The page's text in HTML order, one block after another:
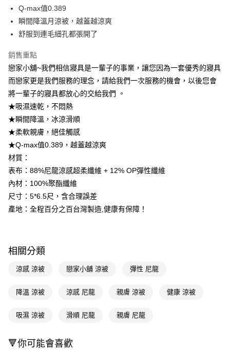
Apple Pay
街口支付
Google Pay
AFTEE先享後付
相關說明
【關於「AFTEE先享後付」】
AFTEE先享後付是「在收到商品之後才付款」的支付方式。 讓您購物簡單
便利好安心！
１．簡單：不需註冊會員、不需綁卡、不需儲值。
２．便利：只要手機號碼，簡訊認證，即可結帳。
【「AFTEE先享後付」結帳流程】
１．於結帳方式選擇「AFTEE先享後付」後，將跳轉至「AFTEE先享後付」
結帳頁面，進行簡訊認證並確認金額後，即可完成結帳。
２．訂單成立數日內，您將收到繳費通知簡訊。
３．收到繳費通知簡訊後14天內，點擊此簡訊中的連結，可透過四大超商／
後付繳納相關費用。
※ 交易是否成功請以「AFTEE先享後付 」之結帳頁面顯示為準，若有關於
客戶支援中心」
https://netprotections.freshdesk.com/support/home
【注意事項】
權轉讓予恩沛科技股份有限公司。
https://aftee.tw/terms/#terms3
３．未成年的使用者請事先徵得法定代理人或監護人之同意方可使用
運送方式
宅配(廠商直送🚚)
每筆NT$100，滿NT$590(含以上)免運費
宅配(離島廠商直送🚚)
每筆NT$300
Q-max值0.389
瞬間降溫月涼被，越蓋越涼爽
舒服到連毛細孔都張開了
銷售重點
戀家小舖~我們相信寢具是一輩子的事業，讓您因為一套優秀的寢具
而戀家更是我們服務的理念，請給我們一次服務的機會，以後您會
將一輩子的寢具都放心的交給我們 。
★吸濕速乾，不悶熱
★瞬間降溫，冰涼滑順
★柔軟親膚，絕佳觸感
★Q-max值0.389，越蓋越涼爽
材質：
表布：88%尼龍涼感超柔纖維 + 12% OP彈性纖維
內材：100%聚酯纖維
尺寸：5*6.5尺，含合理誤差
產地：全程百分之百台灣製造,健康有保障！
相關分類
涼感 涼被 戀家小舖 涼被 彈性 尼龍
降溫 涼被 涼感 尼龍 親膚 涼被 健康 涼被
吸濕 涼被 滑順 尼龍 親膚 尼龍
🔻你可能會喜歡